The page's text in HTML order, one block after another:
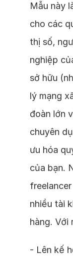
Mẫu này
cho các
thị số,
nghiệp
sở hữu
lý mạng
đoàn lớn
chuyên
ưu hóa
của bạn.
nhiều tài
hàng. Với
- Lên kế